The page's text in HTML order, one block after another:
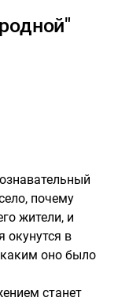
почему
жители, и
окунутся в
каким оно было
станет